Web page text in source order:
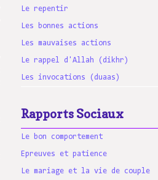
Le repentir
Les bonnes actions
Les mauvaises actions
Le rappel d'Allah (dikhr)
Les invocations (duaas)
Rapports Sociaux
Le bon comportement
Epreuves et patience
Le mariage et la vie de couple